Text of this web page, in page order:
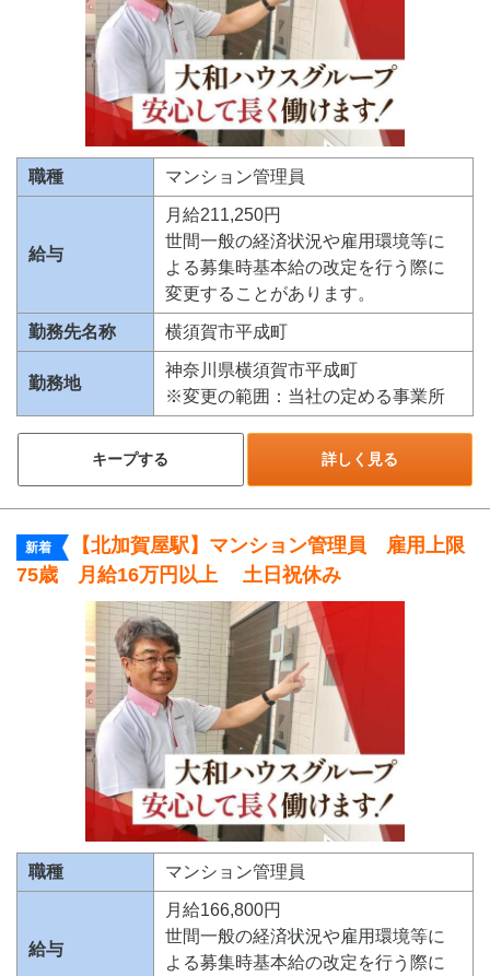
職種 マンション管理員
給与
月給211,250円
世間一般の経済状況や雇用環境等に
よる募集時基本給の改定を行う際に
変更することがあります。
勤務先名称 横須賀市平成町
勤務地
神奈川県横須賀市平成町
※変更の範囲：当社の定める事業所
キープする 詳しく見る
新着
【北加賀屋駅】マンション管理員 雇用上限
75歳 月給16万円以上 土日祝休み
職種 マンション管理員
給与
月給166,800円
世間一般の経済状況や雇用環境等に
よる募集時基本給の改定を行う際に